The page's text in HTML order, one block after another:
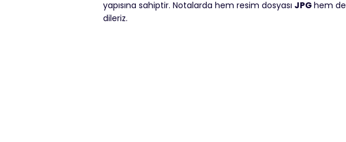
yapısına sahiptir. Notalarda hem resim dosyası JPG hem de
dileriz.